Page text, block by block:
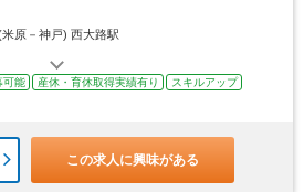
米原－神戸) 西大路駅
可能 産休・育休取得実績有り
スキルアップ
この求人に興味がある